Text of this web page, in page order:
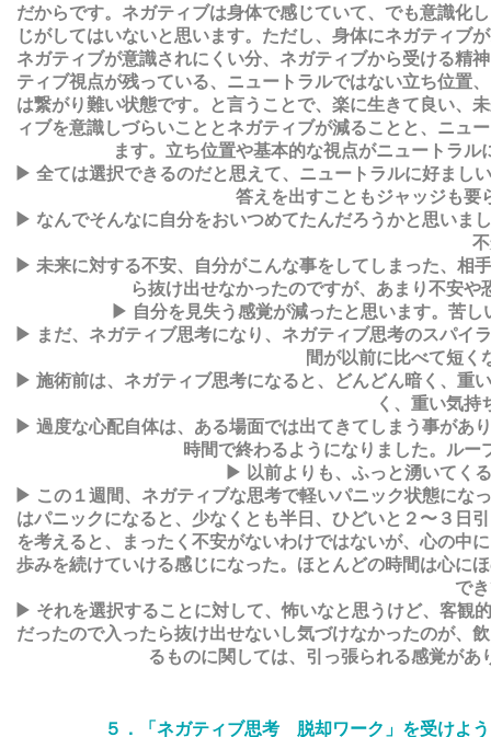
だからです。ネガティブは身体で感じていて、でも意識化
じがしてはいないと思います。ただし、身体にネガティブ
ネガティブが意識されにくい分、ネガティブから受ける精
ティブ視点が残っている、ニュートラルではない立ち位置
は繋がり難い状態です。と言うことで、楽に生きて良い、
ィブを意識しづらいこととネガティブが減ることと、ニュ
ます。立ち位置や基本的な視点がニュートラ
▶ 全ては選択できるのだと思えて、ニュートラルに好まし
答えを出すこともジャッジも要
▶ なんでそんなに自分をおいつめてたんだろうかと思いま
▶ 未来に対する不安、自分がこんな事をしてしまった、相
ら抜け出せなかったのですが、あまり不安
▶ 自分を見失う感覚が減ったと思います。苦
▶ まだ、ネガティブ思考になり、ネガティブ思考のスパイ
間が以前に比べて短く
▶ 施術前は、ネガティブ思考になると、どんどん暗く、重
く、重い気持
▶ 過度な心配自体は、ある場面では出てきてしまう事があ
時間で終わるようになりました。ル
▶ 以前よりも、ふっと湧いてく
▶ この１週間、ネガティブな思考で軽いパニック状態にな
はパニックになると、少なくとも半日、ひどいと２〜３日
を考えると、まったく不安がないわけではないが、心の中
歩みを続けていける感じになった。ほとんどの時間は心に
で
▶ それを選択することに対して、怖いなと思うけど、客観
だったので入ったら抜け出せないし気づけなかったのが、
るものに関しては、引っ張られる感覚が
５．「ネガティブ思考 脱却ワーク」を受けよ